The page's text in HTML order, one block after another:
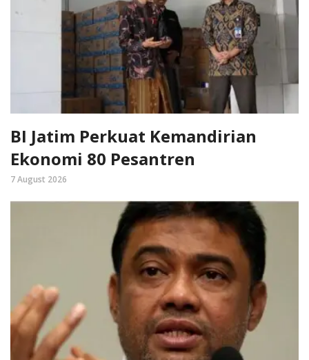
BI Jatim Perkuat Kemandirian
Ekonomi 80 Pesantren
7 August 2026